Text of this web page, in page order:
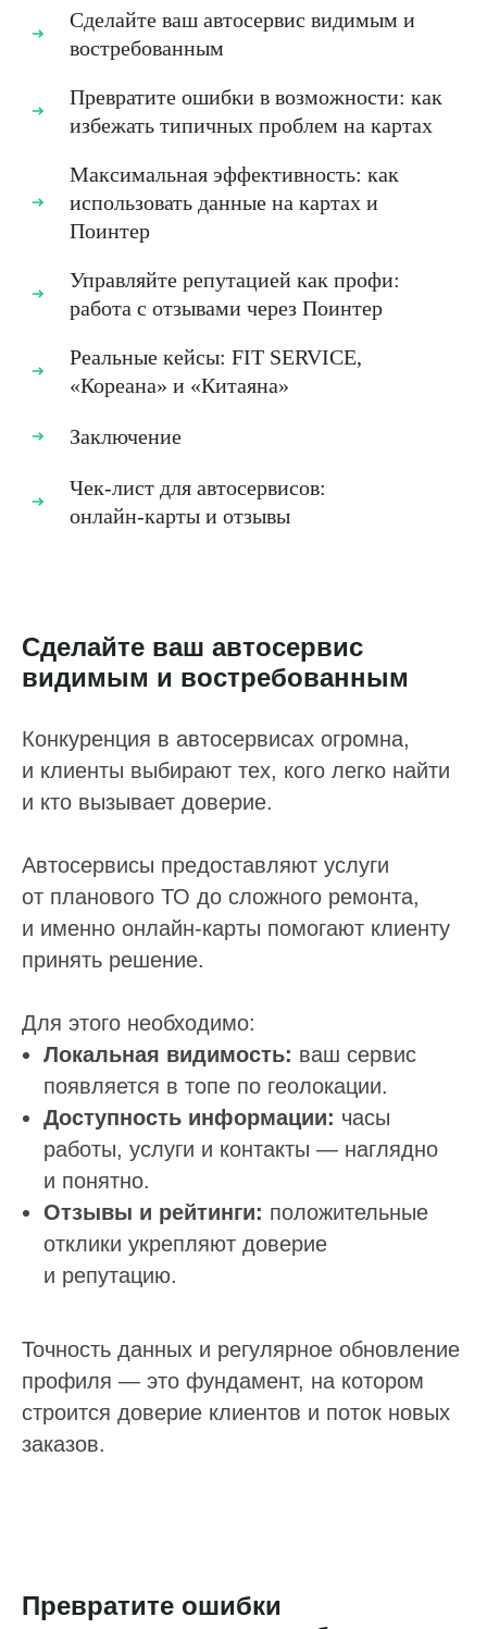
Сделайте ваш автосервис видимым и
востребованным
Превратите ошибки в возможности: как
избежать типичных проблем на картах
Максимальная эффективность: как
использовать данные на картах и
Поинтер
Управляйте репутацией как профи:
работа с отзывами через Поинтер
Реальные кейсы: FIT SERVICE,
«Кореана» и «Китаяна»
Заключение
Чек-лист для автосервисов:
онлайн‑карты и отзывы
Сделайте ваш автосервис
видимым и востребованным
Конкуренция в автосервисах огромна,
и клиенты выбирают тех, кого легко найти
и кто вызывает доверие.
Автосервисы предоставляют услуги
от планового ТО до сложного ремонта,
и именно онлайн‑карты помогают клиенту
принять решение.
Для этого необходимо:
Локальная видимость: ваш сервис
появляется в топе по геолокации.
Доступность информации: часы
работы, услуги и контакты — наглядно
и понятно.
Отзывы и рейтинги: положительные
отклики укрепляют доверие
и репутацию.
Точность данных и регулярное обновление
профиля — это фундамент, на котором
строится доверие клиентов и поток новых
заказов.
Превратите ошибки